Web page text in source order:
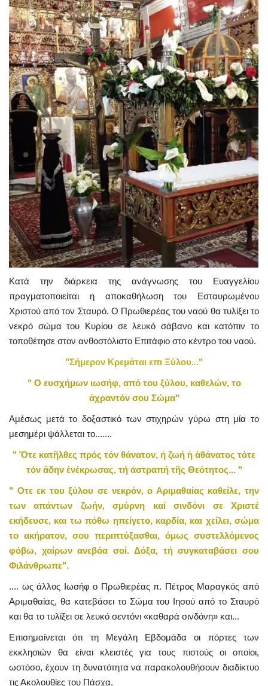
Κατά την διάρκεια της ανάγνωσης του Ευαγγελίου
πραγματοποιείται η αποκαθήλωση του Εσταυρωμένου
Χριστού από τον Σταυρό. Ο Πρωθιερέας του ναού θα τυλίξει το
νεκρό σώμα του Κυρίου σε λευκό σάβανο και κατόπιν το
τοποθέτησε στον ανθοστόλιστο Επιτάφιο στο κέντρο του ναού.
"Σήμερον Κρεμάται επι Ξύλου..."
" Ο ευσχήμων ιωσήφ, από του ξύλου, καθελών, το
άχραντόν σου Σώμα"
Αμέσως μετά το δοξαστικό των στιχηρών γύρω στη μία το
μεσημέρι ψάλλεται το.......
" Ὄτε κατῆλθες πρός τόν θάνατον, ἡ ζωή ἡ ἀθάνατος τότε
τόν ἄδην ἐνέκρωσας, τή ἀστραπή τῆς Θεότητος... "
" Οτε εκ του ξύλου σε νεκρόν, ο Αριμαθαίας καθείλε, την
των απάντων ζωήν, σμύρνη καί σινδόνι σε Χριστέ
εκήδευσε, και τω πόθω ηπείγετο, καρδία, και χείλει, σώμα
το ακήρατον, σου περιπτύξασθαι, όμως συστελλόμενος
φόβω, χαίρων ανεβόα σοί. Δόξα, τή συγκαταβάσει σου
Φιλάνθρωπε".
.... ως άλλος Ιωσήφ ο Πρωθιερέας π. Πέτρος Μαραγκός από
Αριμαθαίας, θα κατεβάσει το Σώμα του Ιησού από το Σταυρό
και θα το τυλίξει σε λευκό σεντόνι «καθαρά σινδόνη» και...
Επισημαίνεται ότι τη Μεγάλη Εβδομάδα οι πόρτες των
εκκλησιών θα είναι κλειστές για τους πιστούς οι οποίοι,
ωστόσο, έχουν τη δυνατότητα να παρακολουθήσουν διαδίκτυο
τις Ακολουθίες του Πάσχα.